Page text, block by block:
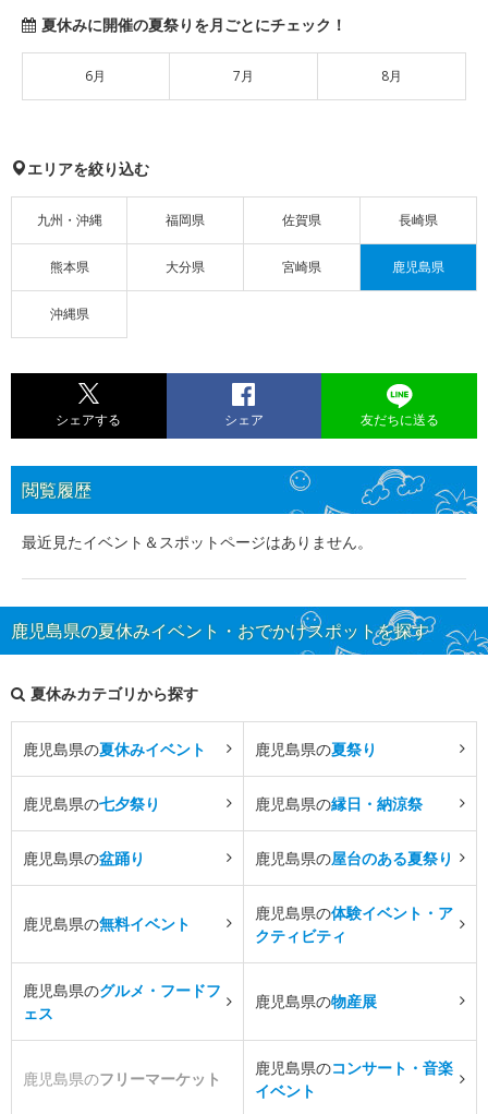
夏休みに開催の夏祭りを月ごとにチェック！
6月 7月 8月
エリアを絞り込む
九州・沖縄 福岡県 佐賀県 長崎県
熊本県 大分県 宮崎県 鹿児島県
沖縄県
シェアする シェア 友だちに送る
閲覧履歴
最近見たイベント＆スポットページはありません。
鹿児島県の夏休みイベント・おでかけスポットを探す
夏休みカテゴリから探す
鹿児島県の夏休みイベント 鹿児島県の夏祭り
鹿児島県の七夕祭り 鹿児島県の縁日・納涼祭
鹿児島県の盆踊り 鹿児島県の屋台のある夏祭り
鹿児島県の無料イベント
鹿児島県の体験イベント・ア
クティビティ
鹿児島県のグルメ・フードフ
ェス
鹿児島県の物産展
鹿児島県のフリーマーケット
鹿児島県のコンサート・音楽
イベント